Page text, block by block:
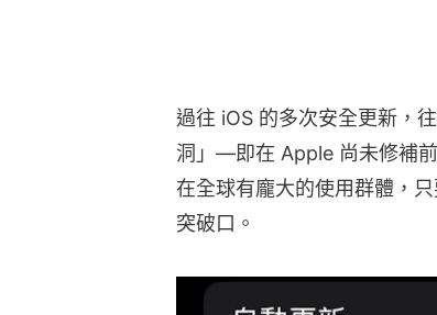
過往 iOS 的多次安全更新，
洞」—即在 Apple 尚未修補
在全球有龐大的使用群體，
突破口。